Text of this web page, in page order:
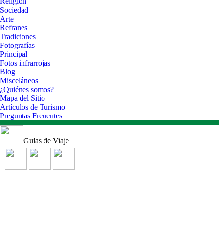
Sociedad
Arte
Refranes
Tradiciones
Fotografías
Principal
Fotos infrarrojas
Blog
Misceláneos
¿Quiénes somos?
Mapa del Sitio
Artículos de Turismo
Preguntas Freuentes
Guías de Viaje